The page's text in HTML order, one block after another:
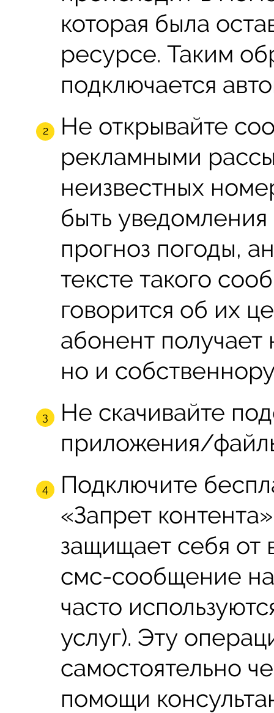
которая была
ресурсе. Таким
подключается
Не открывайте
рекламными
неизвестных
быть
прогноз погоды,
тексте такого
говорится об их
абонент получает
но и
Не скачивайте
приложения/
Подключите
«Запрет
защищает себя от
смс-сообщение
часто
услуг). Эту
самостоятельно
помощи